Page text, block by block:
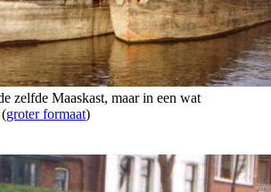
zelfde Maaskast, maar in een wat
groter formaat)